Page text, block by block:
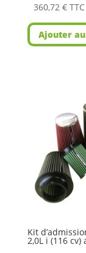
360,72 € TTC
Ajouter
Kit
2,0L i (116 cv)